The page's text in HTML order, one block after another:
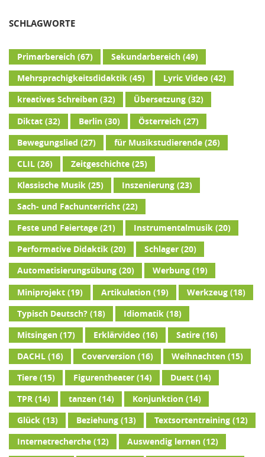
SCHLAGWORTE
Primarbereich(67) Sekundarbereich(49)
Mehrsprachigkeitsdidaktik(45) Lyric Video (42)
kreatives Schreiben(32) Übersetzung(32)
Diktat(32) Berlin(30) Österreich(27)
Bewegungslied (27) für Musikstudierende(26)
CLIL(26) Zeitgeschichte(25)
Klassische Musik(25) Inszenierung(23)
Sach- und Fachunterricht(22)
Feste und Feiertage(21) Instrumentalmusik(20)
Performative Didaktik(20) Schlager(20)
Automatisierungsübung(20) Werbung(19)
Miniprojekt(19) Artikulation(19) Werkzeug(18)
Typisch Deutsch?(18) Idiomatik(18)
Mitsingen(17) Erklärvideo (16) Satire(16)
DACHL(16) Coverversion(16) Weihnachten(15)
Tiere(15) Figurentheater(14) Duett(14)
TPR(14) tanzen(14) Konjunktion(14)
Glück(13) Beziehung(13) Textsortentraining(12)
Internetrecherche(12) Auswendig lernen(12)